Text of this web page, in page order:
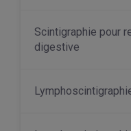
Scintigraphie pour
digestive